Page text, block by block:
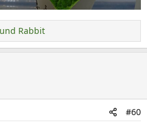
und Rabbit
#60